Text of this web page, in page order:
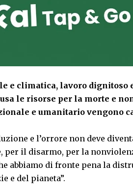
e climatica, lavoro dignitoso
le risorse per la morte e
e umanitario vengono
e l’orrore non deve
per il disarmo, per la
abbiamo di fronte pena la
e del pianeta”.